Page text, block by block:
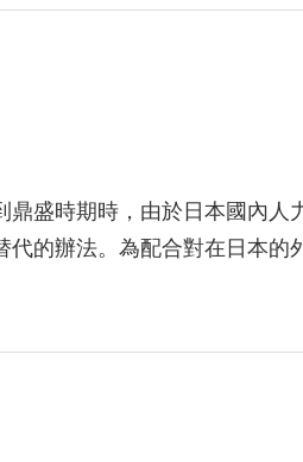
盛時期時，由於日本國內人
的辦法。為配合對在日本的
工派遣、提升時的依據。每